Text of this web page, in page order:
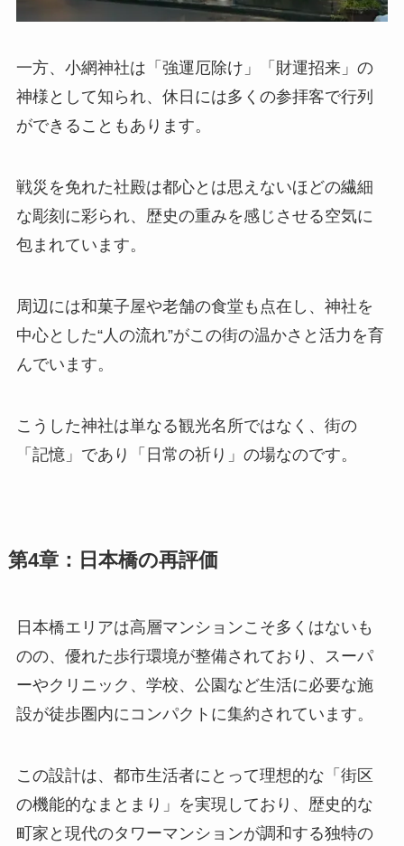
一方、小網神社は「強運厄除け」「財運招来」の
神様として知られ、休日には多くの参拝客で行列
ができることもあります。
戦災を免れた社殿は都心とは思えないほどの繊細
な彫刻に彩られ、歴史の重みを感じさせる空気に
包まれています。
周辺には和菓子屋や老舗の食堂も点在し、神社を
中心とした“人の流れ”がこの街の温かさと活力を育
んでいます。
こうした神社は単なる観光名所ではなく、街の
「記憶」であり「日常の祈り」の場なのです。
第4章：日本橋の再評価
日本橋エリアは高層マンションこそ多くはないも
のの、優れた歩行環境が整備されており、スーパ
ーやクリニック、学校、公園など生活に必要な施
設が徒歩圏内にコンパクトに集約されています。
この設計は、都市生活者にとって理想的な「街区
の機能的なまとまり」を実現しており、歴史的な
町家と現代のタワーマンションが調和する独特の